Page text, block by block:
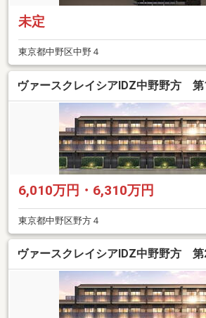
未定
東京都中野区中野４
ヴァースクレイシアIDZ中野野方 第
6,010万円・6,310万円
東京都中野区野方４
ヴァースクレイシアIDZ中野野方 第